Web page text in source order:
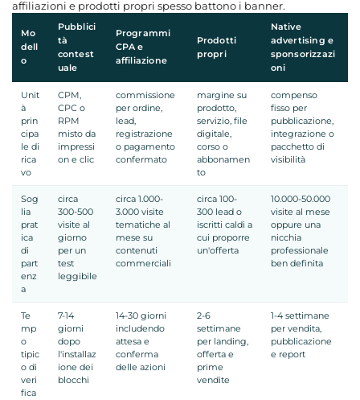
affiliazioni e prodotti propri spesso battono i banner.
Mo
dell
o
Pubblici
tà
contest
uale
Programmi
CPA e
affiliazione
Prodotti
propri
Native
advertising e
sponsorizzazi
oni
Unit
à
prin
cipa
le di
rica
vo
CPM,
CPC o
RPM
misto da
impressi
on e clic
commissione
per ordine,
lead,
registrazione
o pagamento
confermato
margine su
prodotto,
servizio, file
digitale,
corso o
abbonamen
to
compenso
fisso per
pubblicazione,
integrazione o
pacchetto di
visibilità
Sog
lia
prat
ica
di
part
enz
a
circa
300-500
visite al
giorno
per un
test
leggibile
circa 1.000-
3.000 visite
tematiche al
mese su
contenuti
commerciali
circa 100-
300 lead o
iscritti caldi a
cui proporre
un'offerta
10.000-50.000
visite al mese
oppure una
nicchia
professionale
ben definita
Te
mp
o
tipic
o di
veri
fica
7-14
giorni
dopo
l'installaz
ione dei
blocchi
14-30 giorni
includendo
attesa e
conferma
delle azioni
2-6
settimane
per landing,
offerta e
prime
vendite
1-4 settimane
per vendita,
pubblicazione
e report